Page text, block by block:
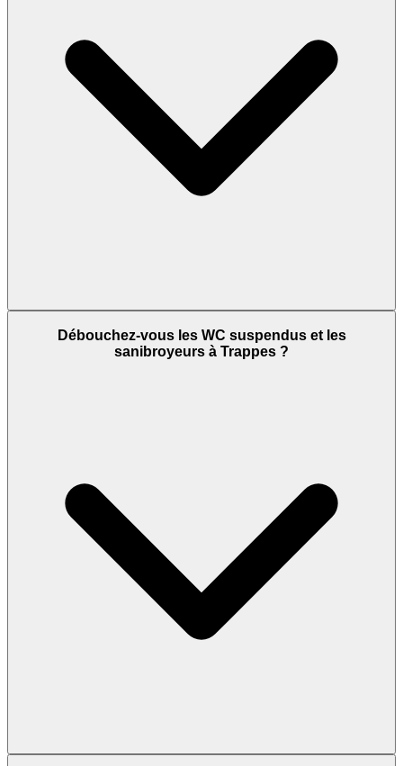
Débouchez-vous les WC suspendus et les
sanibroyeurs à Trappes ?